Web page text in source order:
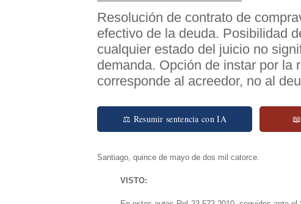
Resolución de contrato de
efectivo de la deuda. Posibilidad
cualquier estado del juicio no
demanda. Opción de instar por la
corresponde al acreedor, no al
⚖ Resumir sentencia con IA
Santiago, quince de mayo de dos mil catorce.
VISTO: